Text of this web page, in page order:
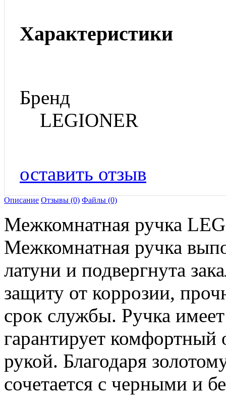
Характеристики
Бренд
LEGIONER
оставить отзыв
Описание Отзывы (0) Файлы (0)
Межкомнатная ручка
Межкомнатная ручка
латуни и подвергнута
защиту от коррозии,
срок службы. Ручка
гарантирует
рукой. Благодаря
сочетается с черными и